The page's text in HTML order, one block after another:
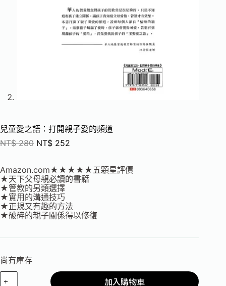
兒童愛之語：打開親子愛的頻道
NT$280 NT$ 252
Amazon.com★★★★★五顆星評價
★天下父母親必讀的書籍
★管教的另類選擇
★實用的溝通技巧
★正規又有趣的方法
★破碎的親子關係得以修復
尚有庫存
加入購物車